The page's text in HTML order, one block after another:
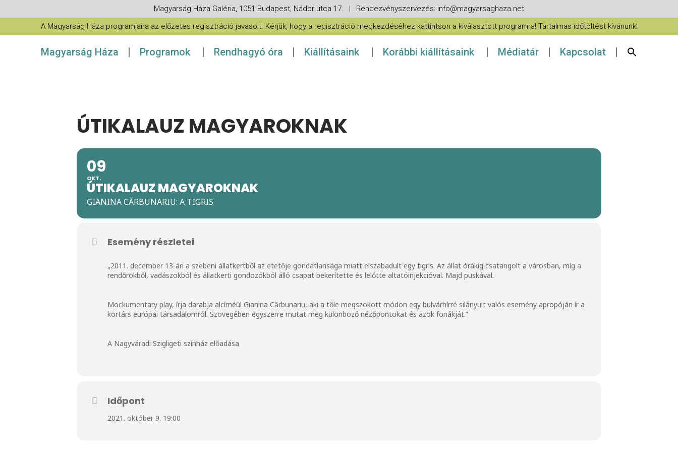
Magyarság Háza Galéria, 1051 Budapest, Nádor utca 17. | Rendezvényszervezés: info@magyarsaghaza.net
A Magyarság Háza programjaira az előzetes regisztráció javasolt. Kérjük, hogy a regisztráció megkezdéséhez kattintson a kiválasztott programra! Tartalmas időtöltést kívánunk!
Magyarság Háza Programok Rendhagyó óra Kiállításaink Korábbi kiállításaink Médiatár Kapcsolat
ÚTIKALAUZ MAGYAROKNAK
09
OKT.
ÚTIKALAUZ MAGYAROKNAK
GIANINA CĂRBUNARIU: A TIGRIS
Esemény részletei
„2011. december 13-án a szebeni állatkertből az etetője gondatlansága miatt elszabadult egy tigris. Az állat órákig csatangolt a városban, míg a
rendőrökből, vadászokból és állatkerti gondozókból álló csapat bekerítette és lelőtte altatóinjekcióval. Majd puskával.
Mockumentary play, írja darabja alcíméül Gianina Cărbunariu, aki a tőle megszokott módon egy bulvárhírré silányult valós esemény apropóján ír a
kortárs európai társadalomról. Szövegében egyszerre mutat meg különböző nézőpontokat és azok fonákját.”
A Nagyváradi Szigligeti színház előadása
Időpont
2021. október 9. 19:00